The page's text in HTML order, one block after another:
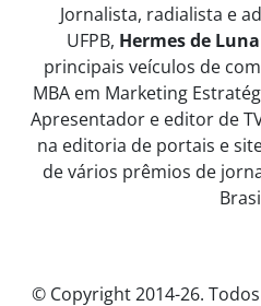
Jornalista, radialista e
UFPB, Hermes de Luna
principais veículos de
MBA em Marketing
Apresentador e editor de
na editoria de portais e
de vários prêmios de
© Copyright 2014-26.